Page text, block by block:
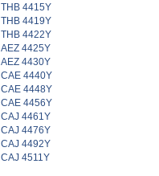
THB 4415Y
THB 4419Y
THB 4422Y
AEZ 4425Y
AEZ 4430Y
CAE 4440Y
CAE 4448Y
CAE 4456Y
CAJ 4461Y
CAJ 4476Y
CAJ 4492Y
CAJ 4511Y